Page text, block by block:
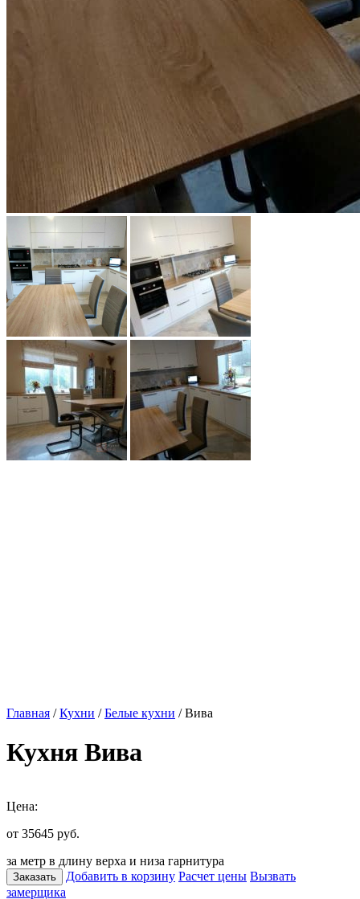
Главная /Кухни /Белые кухни / Вива
Кухня Вива
Цена:
от 35645 руб.
за метр в длину верха и низа гарнитура
Заказать Добавить в корзину Расчет цены Вызвать
замерщика